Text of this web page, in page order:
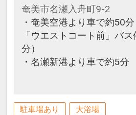
奄美市名瀬入舟町9-2
・奄美空港より車で約50
「ウエストコート前」バ
分）
・名瀬新港より車で約5分
駐車場あり 大浴場